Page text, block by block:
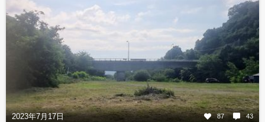
2023年7月17日 87 43